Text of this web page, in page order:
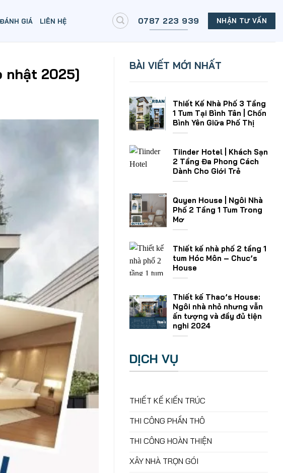
ĐÁNH GIÁ LIÊN HỆ 0787 223 939 NHẬN TƯ VẤN
nhật 2025] BÀI VIẾT MỚI NHẤT
Thiết Kế Nhà Phố 3 Tầng
1 Tum Tại Bình Tân | Chốn
Bình Yên Giữa Phố Thị
Tiinder Hotel | Khách Sạn
2 Tầng Đa Phong Cách
Dành Cho Giới Trẻ
Quyen House | Ngôi Nhà
Phố 2 Tầng 1 Tum Trong
Mơ
Thiết kế nhà phố 2 tầng 1
tum Hóc Môn – Chuc’s
House
Thiết kế Thao’s House:
Ngôi nhà nhỏ nhưng vẫn
ấn tượng và đầy đủ tiện
nghi 2024
DỊCH VỤ
THIẾT KẾ KIẾN TRÚC
THI CÔNG PHẦN THÔ
THI CÔNG HOÀN THIỆN
XÂY NHÀ TRỌN GÓI